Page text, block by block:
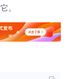
。